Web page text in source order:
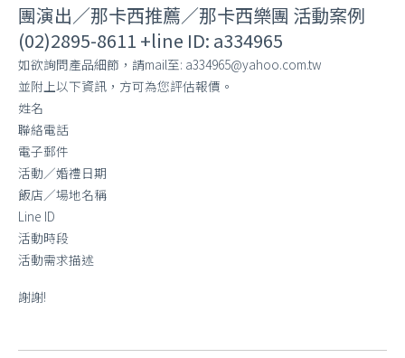
團演出／那卡西推薦／那卡西樂團 活動案例
(02)2895-8611 +line ID: a334965
如欲詢問產品細節，請mail至: a334965@yahoo.com.tw
並附上以下資訊，方可為您評估報價。
姓名
聯絡電話
電子郵件
活動／婚禮日期
飯店／場地名稱
Line ID
活動時段
活動需求描述
謝謝!